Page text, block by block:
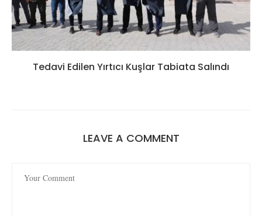
Tedavi Edilen Yırtıcı Kuşlar Tabiata Salındı
LEAVE A COMMENT